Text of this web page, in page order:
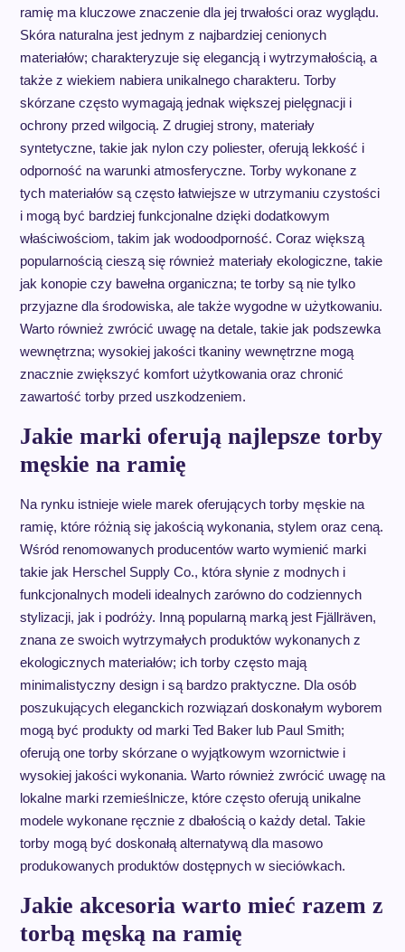
ramię ma kluczowe znaczenie dla jej trwałości oraz wyglądu.
Skóra naturalna jest jednym z najbardziej cenionych
materiałów; charakteryzuje się elegancją i wytrzymałością, a
także z wiekiem nabiera unikalnego charakteru. Torby
skórzane często wymagają jednak większej pielęgnacji i
ochrony przed wilgocią. Z drugiej strony, materiały
syntetyczne, takie jak nylon czy poliester, oferują lekkość i
odporność na warunki atmosferyczne. Torby wykonane z
tych materiałów są często łatwiejsze w utrzymaniu czystości
i mogą być bardziej funkcjonalne dzięki dodatkowym
właściwościom, takim jak wodoodporność. Coraz większą
popularnością cieszą się również materiały ekologiczne, takie
jak konopie czy bawełna organiczna; te torby są nie tylko
przyjazne dla środowiska, ale także wygodne w użytkowaniu.
Warto również zwrócić uwagę na detale, takie jak podszewka
wewnętrzna; wysokiej jakości tkaniny wewnętrzne mogą
znacznie zwiększyć komfort użytkowania oraz chronić
zawartość torby przed uszkodzeniem.
Jakie marki oferują najlepsze torby
męskie na ramię
Na rynku istnieje wiele marek oferujących torby męskie na
ramię, które różnią się jakością wykonania, stylem oraz ceną.
Wśród renomowanych producentów warto wymienić marki
takie jak Herschel Supply Co., która słynie z modnych i
funkcjonalnych modeli idealnych zarówno do codziennych
stylizacji, jak i podróży. Inną popularną marką jest Fjällräven,
znana ze swoich wytrzymałych produktów wykonanych z
ekologicznych materiałów; ich torby często mają
minimalistyczny design i są bardzo praktyczne. Dla osób
poszukujących eleganckich rozwiązań doskonałym wyborem
mogą być produkty od marki Ted Baker lub Paul Smith;
oferują one torby skórzane o wyjątkowym wzornictwie i
wysokiej jakości wykonania. Warto również zwrócić uwagę na
lokalne marki rzemieślnicze, które często oferują unikalne
modele wykonane ręcznie z dbałością o każdy detal. Takie
torby mogą być doskonałą alternatywą dla masowo
produkowanych produktów dostępnych w sieciówkach.
Jakie akcesoria warto mieć razem z
torbą męską na ramię